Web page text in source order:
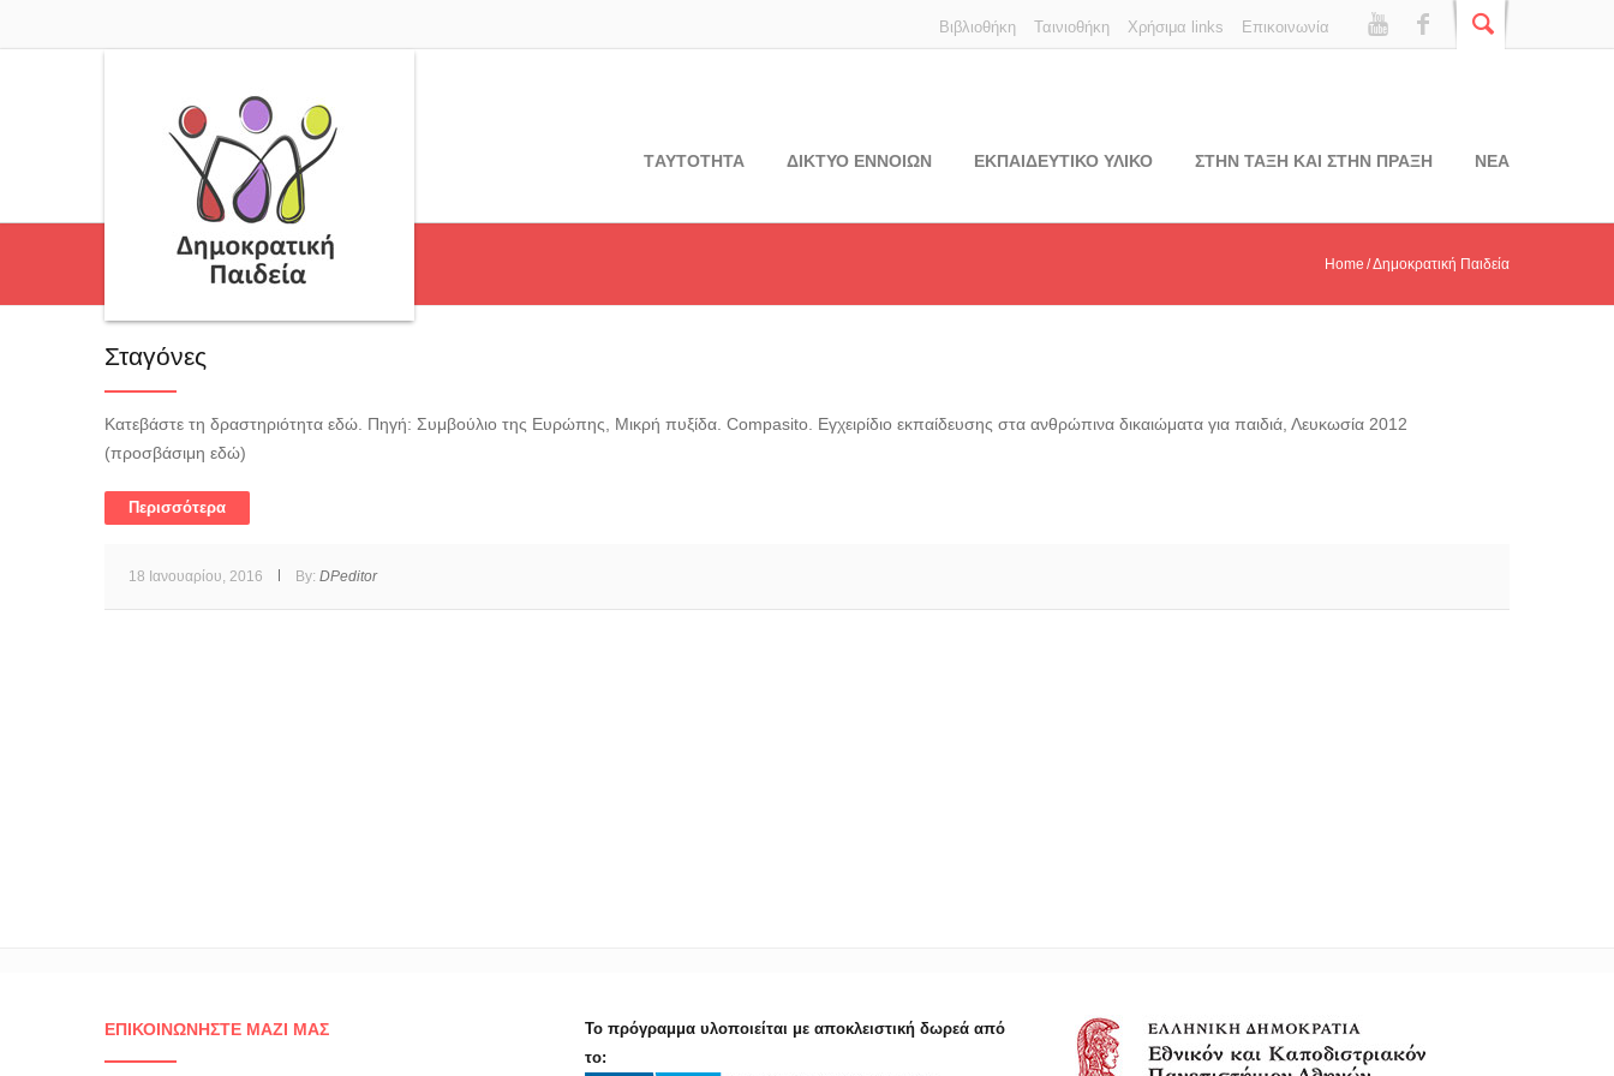
Επικοινωνία
Χρήσιμα links
Ταινιοθήκη
Βιβλιοθήκη
TΑΥΤΟΤΗΤΑ ΔΙΚΤΥΟ ΕΝΝΟΙΩΝ ΕΚΠΑΙΔΕΥΤΙΚΟ ΥΛΙΚΟ ΣΤΗΝ ΤΑΞΗ ΚΑΙ ΣΤΗΝ ΠΡΑΞΗ ΝΕΑ
Home Δημοκρατική Παιδεία
Σταγόνες
Κατεβάστε τη δραστηριότητα εδώ. Πηγή: Συμβούλιο της Ευρώπης, Μικρή πυξίδα. Compasito. Εγχειρίδιο εκπαίδευσης στα ανθρώπινα δικαιώματα για παιδιά, Λευκωσία 2012
(προσβάσιμη εδώ)
Περισσότερα
18 Ιανουαρίου, 2016 By: DPeditor
ΕΠΙΚΟΙΝΩΝΉΣΤΕ ΜΑΖΊ ΜΑΣ
Το πρόγραμμα υλοποιείται με αποκλειστική δωρεά από
το: